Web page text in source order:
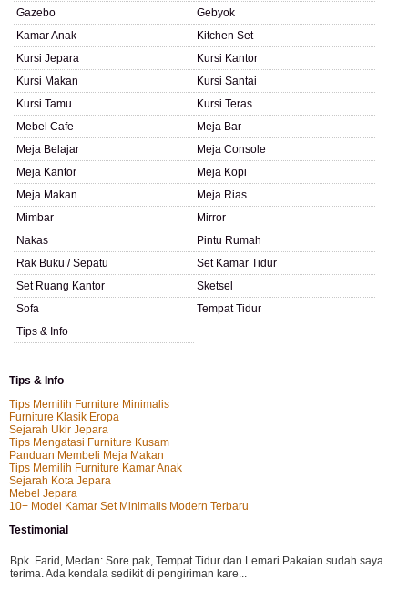
Gazebo
Gebyok
Kamar Anak
Kitchen Set
Kursi Jepara
Kursi Kantor
Kursi Makan
Kursi Santai
Kursi Tamu
Kursi Teras
Mebel Cafe
Meja Bar
Meja Belajar
Meja Console
Meja Kantor
Meja Kopi
Meja Makan
Meja Rias
Mimbar
Mirror
Nakas
Pintu Rumah
Rak Buku / Sepatu
Set Kamar Tidur
Set Ruang Kantor
Sketsel
Sofa
Tempat Tidur
Tips & Info
Tips & Info
Tips Memilih Furniture Minimalis
Furniture Klasik Eropa
Sejarah Ukir Jepara
Tips Mengatasi Furniture Kusam
Panduan Membeli Meja Makan
Tips Memilih Furniture Kamar Anak
Sejarah Kota Jepara
Mebel Jepara
10+ Model Kamar Set Minimalis Modern Terbaru
Testimonial
Bpk. Farid, Medan: Sore pak, Tempat Tidur dan Lemari Pakaian sudah saya
terima. Ada kendala sedikit di pengiriman kare...